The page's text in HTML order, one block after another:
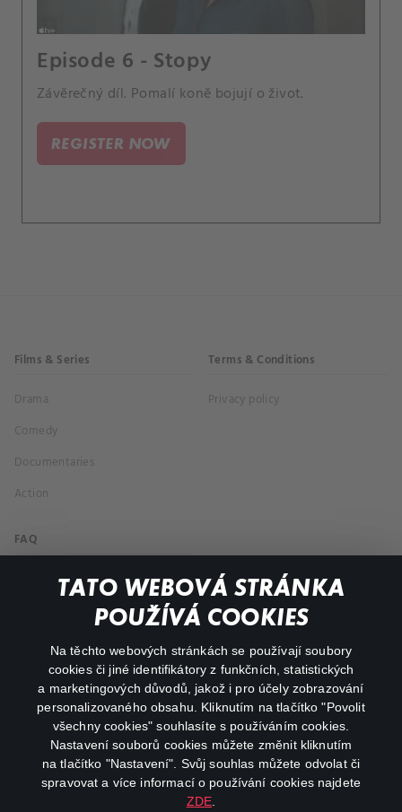
TATO WEBOVÁ STRÁNKA
POUŽÍVÁ COOKIES
Na těchto webových stránkách se používají soubory
cookies či jiné identifikátory z funkčních, statistických
a marketingových důvodů, jakož i pro účely zobrazování
personalizovaného obsahu. Kliknutím na tlačítko "Povolit
všechny cookies" souhlasíte s používáním cookies.
Nastavení souborů cookies můžete změnit kliknutím
na tlačítko "Nastavení". Svůj souhlas můžete odvolat či
spravovat a více informací o používání cookies najdete
ZDE
Episode 6 - Stopy
Závěrečný díl. Pomalí koně bojují o život.
REGISTER NOW
Films & Series
Drama
Comedy
Documentaries
Action
Terms & Conditions
Privacy policy
FAQ
My profile
facebookinstagram
youtube